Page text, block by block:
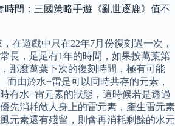
時間：三國策略手遊《亂世逐鹿》值不
在遊戲中只在22年7月份復刻過一次，
長，足足有1年的時間，如果按萬葉第
那麼萬葉下次的復刻時間，極有可能
而由於水+雷是可以同時共存的元素，
有水+雷元素的狀態，這時候若是透過
先消耗敵人身上的雷元素，產生雷元素
元素還有殘留，則會再消耗剩餘的水元